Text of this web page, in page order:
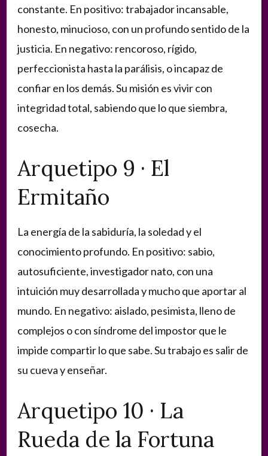
constante. En positivo: trabajador incansable,
honesto, minucioso, con un profundo sentido de la
justicia. En negativo: rencoroso, rígido,
perfeccionista hasta la parálisis, o incapaz de
confiar en los demás. Su misión es vivir con
integridad total, sabiendo que lo que siembra,
cosecha.
Arquetipo 9 · El
Ermitaño
La energía de la sabiduría, la soledad y el
conocimiento profundo. En positivo: sabio,
autosuficiente, investigador nato, con una
intuición muy desarrollada y mucho que aportar al
mundo. En negativo: aislado, pesimista, lleno de
complejos o con síndrome del impostor que le
impide compartir lo que sabe. Su trabajo es salir de
su cueva y enseñar.
Arquetipo 10 · La
Rueda de la Fortuna